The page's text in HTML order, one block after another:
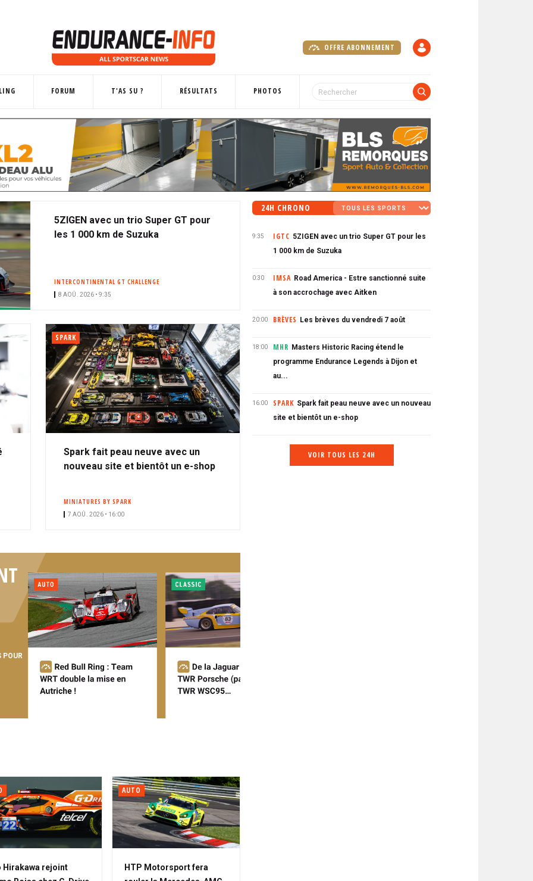
OFFRE ABONNEMENT
FORUM T'AS SU ? RÉSULTATS PHOTOS
5ZIGEN avec un trio Super GT pour
les 1 000 km de Suzuka
INTERCONTINENTAL GT CHALLENGE
8 AOÛ. 2026 • 9:35
SPARK
Spark fait peau neuve avec un
nouveau site et bientôt un e-shop
MINIATURES BY SPARK
7 AOÛ. 2026 • 16:00
POUR
Hirakawa rejoint
AUTO
HTP Motorsport fera
24H CHRONO
9:35 IGTC 5ZIGEN avec un trio Super GT pour les
1 000 km de Suzuka
0:30 IMSA Road America - Estre sanctionné suite
à son accrochage avec Aitken
20:00 BRÈVES Les brèves du vendredi 7 août
18:00 MHR Masters Historic Racing étend le
programme Endurance Legends à Dijon et
au...
16:00 SPARK Spark fait peau neuve avec un nouveau
site et bientôt un e-shop
VOIR TOUS LES 24H